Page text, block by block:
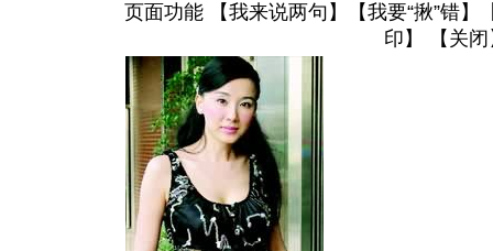
页面功能 【我来说两句 】【我要“揪”错】
印 】 【 关闭